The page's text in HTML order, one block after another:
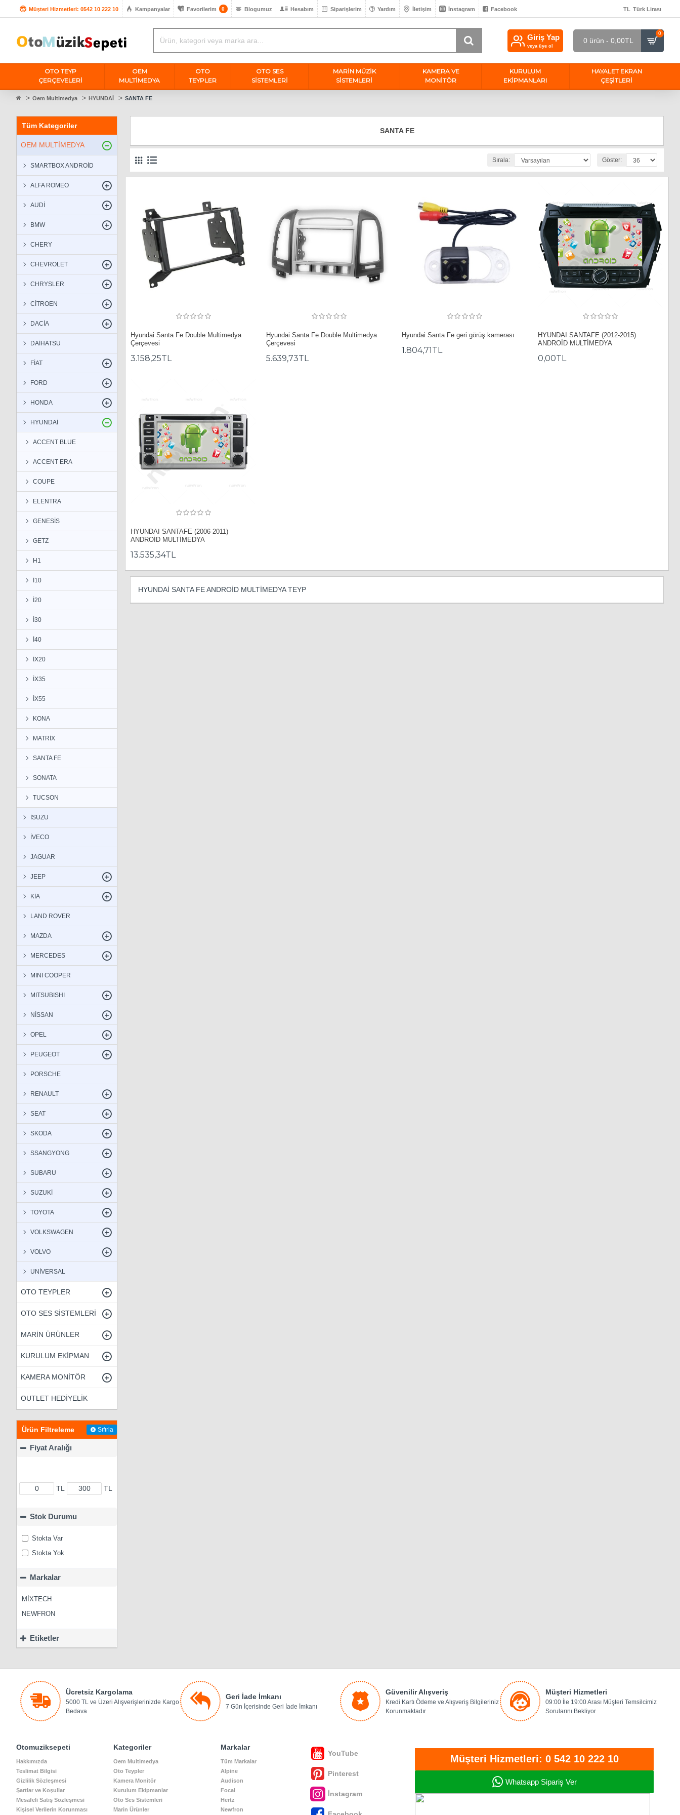
Müşteri Hizmetleri: 0542 10 222 10 Kampanyalar Favorilerim 0 Blogumuz Hesabım Siparişlerim Yardım İletişim İnstagram Facebook TL Türk Lirası
Giriş Yap
veya üye ol
0 ürün - 0,00TL
0
OTO TEYP
ÇERÇEVELERİ
OEM
MULTIMEDYA
OTO
TEYPLER
OTO SES
SISTEMLERI
MARİN MÜZİK
SİSTEMLERİ
KAMERA VE
MONİTÖR
KURULUM
EKİPMANLARI
HAYALET EKRAN
ÇEŞITLERI
Oem Multimedya HYUNDAİ SANTA FE
Tüm Kategoriler
OEM MULTİMEDYA
SMARTBOX ANDROİD
ALFA ROMEO
AUDİ
BMW
CHERY
CHEVROLET
CHRYSLER
CİTROEN
DACİA
DAİHATSU
FİAT
FORD
HONDA
HYUNDAİ
ACCENT BLUE
ACCENT ERA
COUPE
ELENTRA
GENESİS
GETZ
H1
İ10
İ20
İ30
İ40
İX20
İX35
İX55
KONA
MATRİX
SANTA FE
SONATA
TUCSON
İSUZU
İVECO
JAGUAR
JEEP
KİA
LAND ROVER
MAZDA
MERCEDES
MINI COOPER
MITSUBISHI
NİSSAN
OPEL
PEUGEOT
PORSCHE
RENAULT
SEAT
SKODA
SSANGYONG
SUBARU
SUZUKİ
TOYOTA
VOLKSWAGEN
VOLVO
UNİVERSAL
OTO TEYPLER
OTO SES SİSTEMLERİ
MARİN ÜRÜNLER
KURULUM EKİPMAN
KAMERA MONİTÖR
OUTLET HEDİYELİK
Ürün Filtreleme Sıfırla
Fiyat Aralığı
TL TL
Markalar
MİXTECH
NEWFRON
Etiketler
Stok Durumu
Stokta Var
Stokta Yok
SANTA FE
HYUNDAİ SANTA FE ANDROİD MULTİMEDYA TEYP
Sırala: Göster:
Hyundai Santa Fe Double Multimedya
Çerçevesi
3.158,25TL
Hyundai Santa Fe Double Multimedya
Çerçevesi
5.639,73TL
Hyundai Santa Fe geri görüş kamerası
1.804,71TL
HYUNDAI SANTAFE (2012-2015)
ANDROİD MULTİMEDYA
0,00TL
HYUNDAI SANTAFE (2006-2011)
ANDROİD MULTİMEDYA
13.535,34TL
Ücretsiz Kargolama
5000 TL ve Üzeri Alışverişlerinizde Kargo
Bedava
Geri İade İmkanı
7 Gün İçerisinde Geri İade İmkanı
Güvenilir Alışveriş
Kredi Kartı Ödeme ve Alışveriş Bilgileriniz
Korunmaktadır
Müşteri Hizmetleri
09:00 İle 19:00 Arası Müşteri Temsilcimiz
Sorularını Bekliyor
Otomuziksepeti
Hakkımızda
Teslimat Bilgisi
Gizlilik Sözleşmesi
Şartlar ve Koşullar
Mesafeli Satış Sözleşmesi
Kişisel Verilerin Korunması
Kategoriler
Oem Multimedya
Oto Teypler
Kamera Monitör
Kurulum Ekipmanlar
Oto Ses Sistemleri
Marin Ürünler
Markalar
Tüm Markalar
Alpine
Audison
Focal
Hertz
Newfron
YouTube
Pinterest
İnstagram
Müşteri Hizmetleri: 0 542 10 222 10
Whatsapp Sipariş Ver